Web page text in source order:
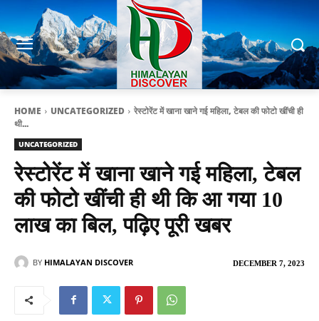
HOME UNCATEGORIZED
रेस्टोरेंट में खाना खाने गई महिला, टेबल की फोटो खींची ही
थी...
UNCATEGORIZED
रेस्टोरेंट में खाना खाने गई महिला, टेबल
की फोटो खींची ही थी कि आ गया 10
लाख का बिल, पढ़िए पूरी खबर
DECEMBER 7, 2023
BY HIMALAYAN DISCOVER